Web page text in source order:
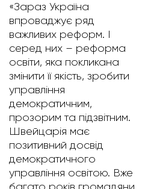
«Зараз Україна
впроваджує ряд
важливих реформ. І
серед них – реформа
освіти, яка покликана
змінити її якість, зробити
управління
демократичним,
прозорим та підзвітним.
Швейцарія має
позитивний досвід
демократичного
управління освітою. Вже